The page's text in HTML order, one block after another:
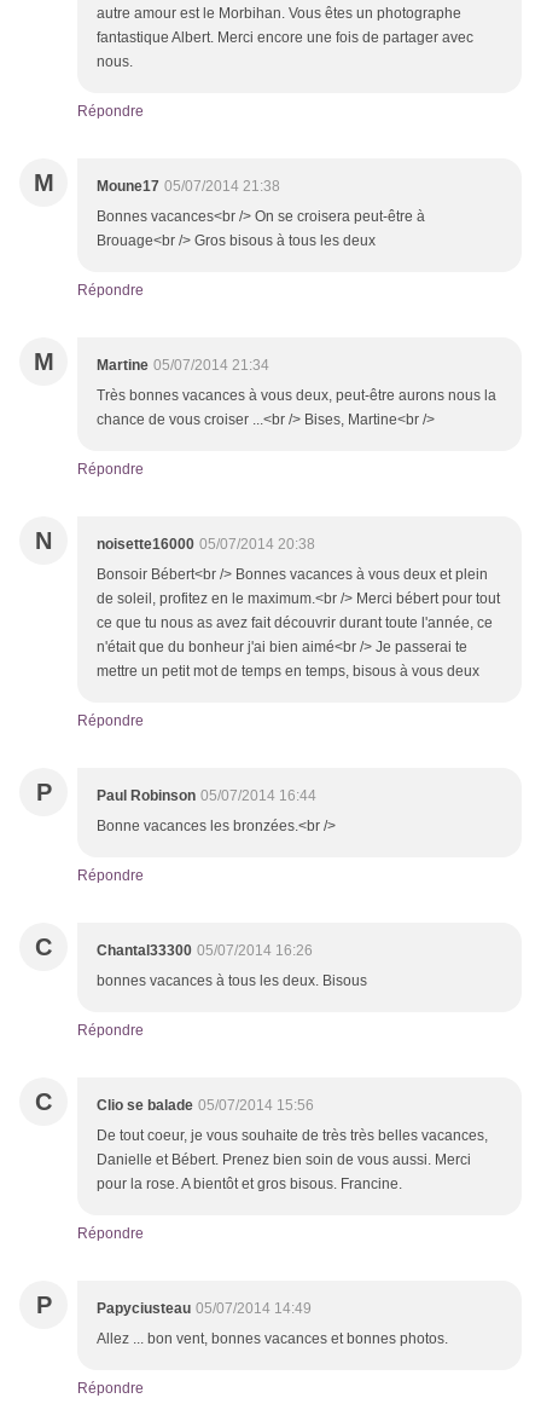
autre amour est le Morbihan. Vous êtes un photographe
fantastique Albert. Merci encore une fois de partager avec
nous.
Répondre
M Moune17 05/07/2014 21:38
Bonnes vacances<br /> On se croisera peut-être à
Brouage<br /> Gros bisous à tous les deux
Répondre
M Martine 05/07/2014 21:34
Très bonnes vacances à vous deux, peut-être aurons nous la
chance de vous croiser ...<br /> Bises, Martine<br />
Répondre
N noisette16000 05/07/2014 20:38
Bonsoir Bébert<br /> Bonnes vacances à vous deux et plein
de soleil, profitez en le maximum.<br /> Merci bébert pour tout
ce que tu nous as avez fait découvrir durant toute l'année, ce
n'était que du bonheur j'ai bien aimé<br /> Je passerai te
mettre un petit mot de temps en temps, bisous à vous deux
Répondre
P Paul Robinson 05/07/2014 16:44
Bonne vacances les bronzées.<br />
Répondre
C Chantal33300 05/07/2014 16:26
bonnes vacances à tous les deux. Bisous
Répondre
C Clio se balade 05/07/2014 15:56
De tout coeur, je vous souhaite de très très belles vacances,
Danielle et Bébert. Prenez bien soin de vous aussi. Merci
pour la rose. A bientôt et gros bisous. Francine.
Répondre
P Papyciusteau 05/07/2014 14:49
Allez ... bon vent, bonnes vacances et bonnes photos.
Répondre